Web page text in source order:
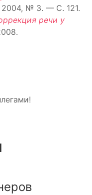
№ 3. — С. 121.
речи у